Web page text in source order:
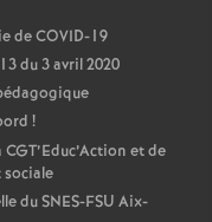
de COVID-19
du 3 avril 2020
!
et de
sociale
du SNES-FSU Aix-